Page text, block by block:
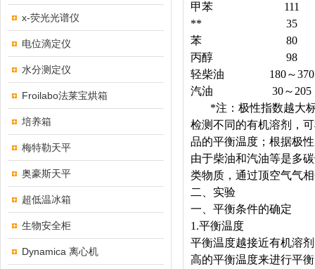
x-荧光光谱仪
电位滴定仪
水分测定仪
Froilabo法莱宝烘箱
培养箱
梅特勒天平
奥豪斯天平
超低温冰箱
生物安全柜
Dynamica 离心机
甲苯
111
**
35
苯
80
丙醇
98
轻柴油
180～370
汽油
30～205
*注：极性指数越大
检测不同的有机溶剂，
品的平衡温度；根据极
由于柴油和汽油等是多
类物质，通过顶空气气
二、实验
一、平衡条件的确定
1.平衡温度
平衡温度越接近有机溶
高的平衡温度来进行平